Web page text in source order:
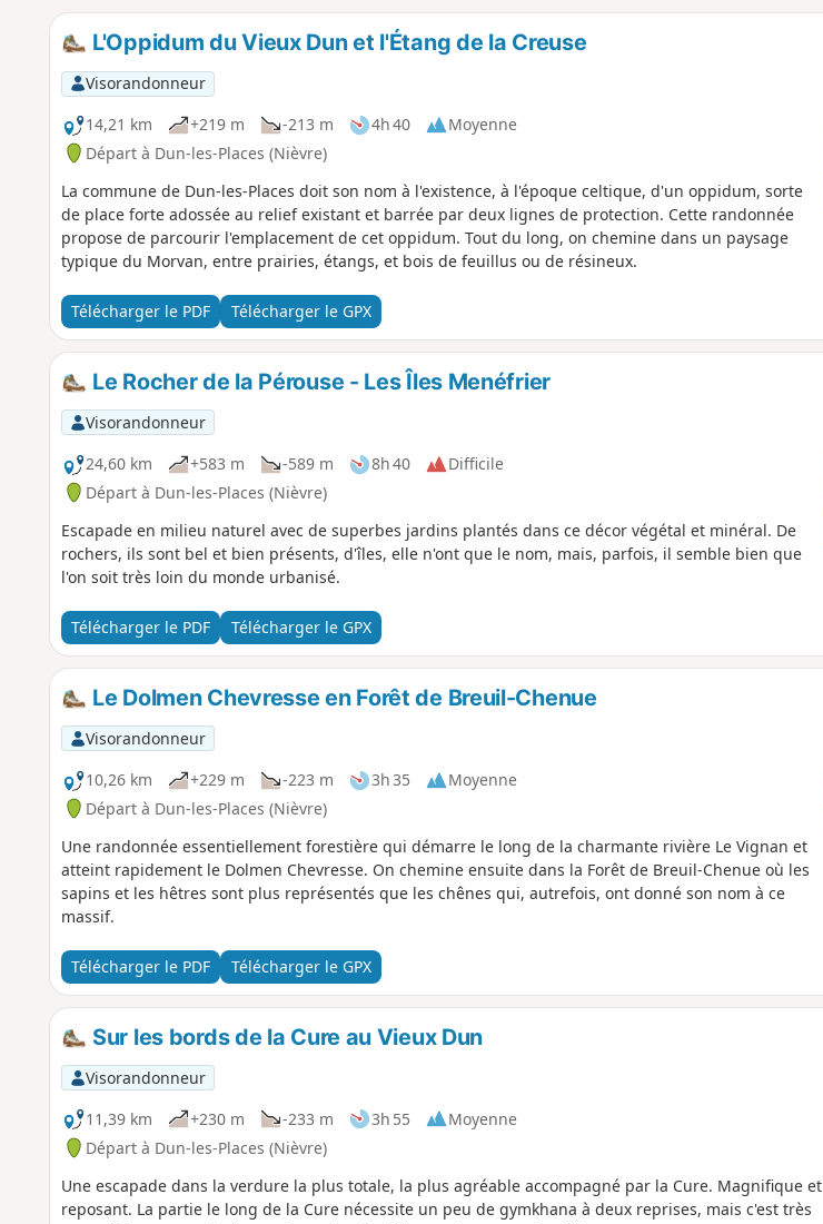
L'Oppidum du Vieux Dun et l'Étang de la Creuse
Visorandonneur
14,21 km
+219 m -213 m 4h 40
Moyenne
Départ à Dun-les-Places (Nièvre)
La commune de Dun-les-Places doit son nom à l'existence, à l'époque celtique, d'un oppidum, sorte
de place forte adossée au relief existant et barrée par deux lignes de protection. Cette randonnée
propose de parcourir l'emplacement de cet oppidum. Tout du long, on chemine dans un paysage
typique du Morvan, entre prairies, étangs, et bois de feuillus ou de résineux.
Télécharger le PDF Télécharger le GPX
Le Rocher de la Pérouse - Les Îles Menéfrier
Visorandonneur
24,60 km
+583 m -589 m 8h 40
Difficile
Départ à Dun-les-Places (Nièvre)
Escapade en milieu naturel avec de superbes jardins plantés dans ce décor végétal et minéral. De
rochers, ils sont bel et bien présents, d'îles, elle n'ont que le nom, mais, parfois, il semble bien que
l'on soit très loin du monde urbanisé.
Télécharger le PDF Télécharger le GPX
Le Dolmen Chevresse en Forêt de Breuil-Chenue
Visorandonneur
10,26 km
+229 m -223 m 3h 35
Moyenne
Départ à Dun-les-Places (Nièvre)
Une randonnée essentiellement forestière qui démarre le long de la charmante rivière Le Vignan et
atteint rapidement le Dolmen Chevresse. On chemine ensuite dans la Forêt de Breuil-Chenue où les
sapins et les hêtres sont plus représentés que les chênes qui, autrefois, ont donné son nom à ce
massif.
Télécharger le PDF Télécharger le GPX
Sur les bords de la Cure au Vieux Dun
Visorandonneur
11,39 km
+230 m -233 m 3h 55
Moyenne
Départ à Dun-les-Places (Nièvre)
Une escapade dans la verdure la plus totale, la plus agréable accompagné par la Cure. Magnifique et
reposant. La partie le long de la Cure nécessite un peu de gymkhana à deux reprises, mais c'est très